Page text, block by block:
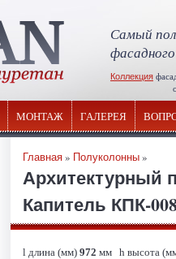
Самый
Коллекция
МОНТАЖ ГАЛЕРЕЯ
Главная» Полуколонны»
Архитектурный
Капитель КПК-
l длина (мм) 972 мм h высота